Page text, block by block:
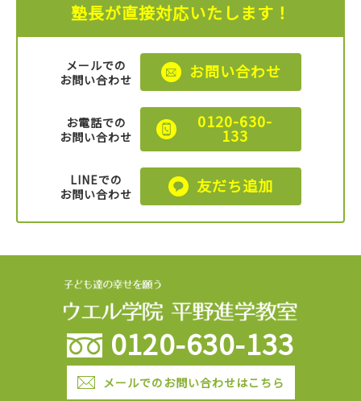
塾長が直接対応いたします！
メールでの
お問い合わせ
お問い合わせ
お電話での
お問い合わせ
0120-630-
133
LINEでの
お問い合わせ
友だち追加
0120-630-133
メールでのお問い合わせはこちら